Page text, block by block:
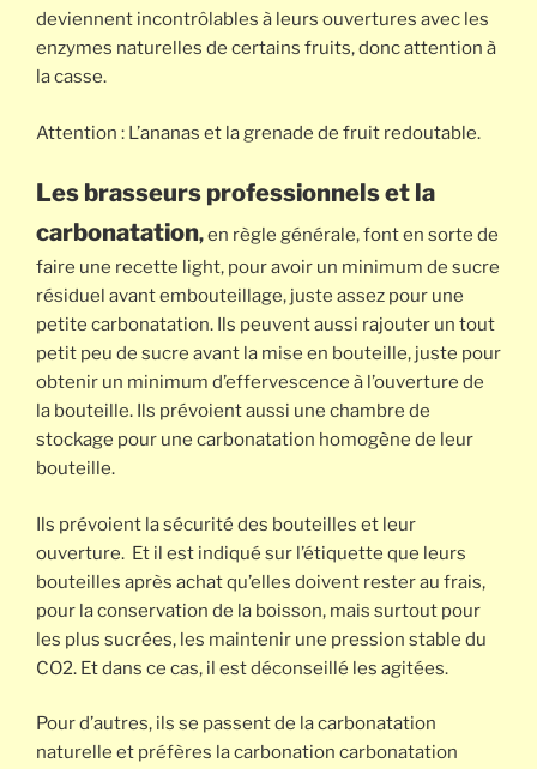
deviennent incontrôlables à leurs ouvertures avec les
enzymes naturelles de certains fruits, donc attention à
la casse.
Attention : L’ananas et la grenade de fruit redoutable.
Les brasseurs professionnels et la
carbonatation,en règle générale, font en sorte de
faire une recette light, pour avoir un minimum de sucre
résiduel avant embouteillage, juste assez pour une
petite carbonatation. Ils peuvent aussi rajouter un tout
petit peu de sucre avant la mise en bouteille, juste pour
obtenir un minimum d’effervescence à l’ouverture de
la bouteille. Ils prévoient aussi une chambre de
stockage pour une carbonatation homogène de leur
bouteille.
Ils prévoient la sécurité des bouteilles et leur
ouverture. Et il est indiqué sur l’étiquette que leurs
bouteilles après achat qu’elles doivent rester au frais,
pour la conservation de la boisson, mais surtout pour
les plus sucrées, les maintenir une pression stable du
CO2. Et dans ce cas, il est déconseillé les agitées.
Pour d’autres, ils se passent de la carbonatation
naturelle et préfères la carbonation carbonatation